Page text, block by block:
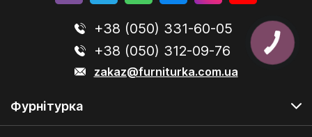
+38 (050) 331-60-05
+38 (050) 312-09-76
zakaz@furniturka.com.ua
Фурнітурка